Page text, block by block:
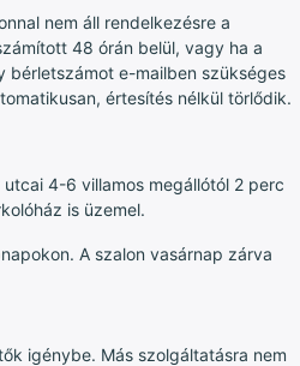
nem áll rendelkezésre a
48 órán belül, vagy ha a
bérletszámot e-mailben szükséges
értesítés nélkül törlődik.
utcai 4-6 villamos megállótól 2 perc
is üzemel.
A szalon vasárnap zárva
igénybe. Más szolgáltatásra nem